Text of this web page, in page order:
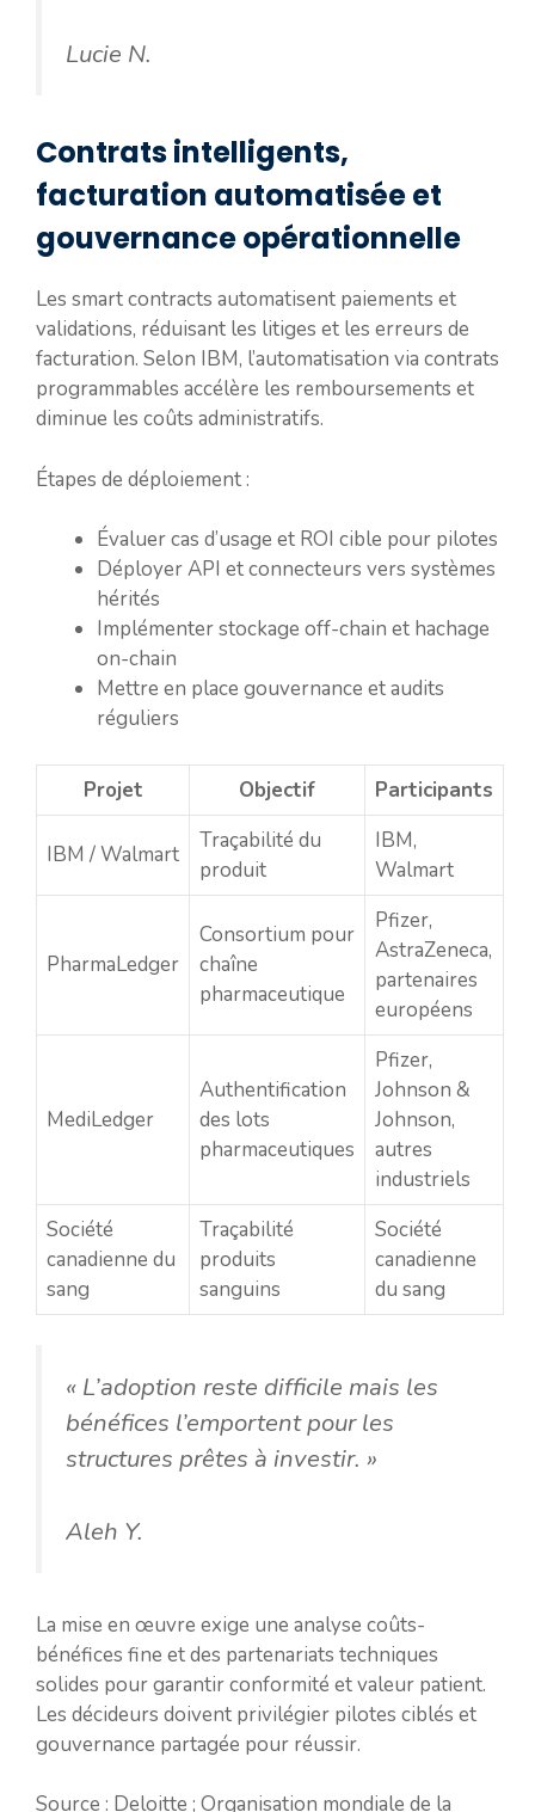
Lucie N.
Contrats intelligents,
facturation automatisée et
gouvernance opérationnelle
Les smart contracts automatisent paiements et
validations, réduisant les litiges et les erreurs de
facturation. Selon IBM, l’automatisation via contrats
programmables accélère les remboursements et
diminue les coûts administratifs.
Étapes de déploiement :
Évaluer cas d’usage et ROI cible pour pilotes
Déployer API et connecteurs vers systèmes
hérités
Implémenter stockage off-chain et hachage
on-chain
Mettre en place gouvernance et audits
réguliers
Projet Objectif Participants
IBM / Walmart
Traçabilité du
produit
IBM,
Walmart
PharmaLedger
Consortium pour
chaîne
pharmaceutique
Pfizer,
AstraZeneca,
partenaires
européens
MediLedger
Authentification
des lots
pharmaceutiques
Pfizer,
Johnson &
Johnson,
autres
industriels
Société
canadienne du
sang
Traçabilité
produits
sanguins
Société
canadienne
du sang
« L’adoption reste difficile mais les
bénéfices l’emportent pour les
structures prêtes à investir. »
Aleh Y.
La mise en œuvre exige une analyse coûts-
bénéfices fine et des partenariats techniques
solides pour garantir conformité et valeur patient.
Les décideurs doivent privilégier pilotes ciblés et
gouvernance partagée pour réussir.
Source : Deloitte ; Organisation mondiale de la